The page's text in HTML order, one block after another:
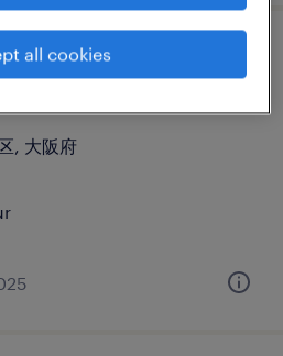
スの仕分け・ピッキン
, 大阪府
all cookies